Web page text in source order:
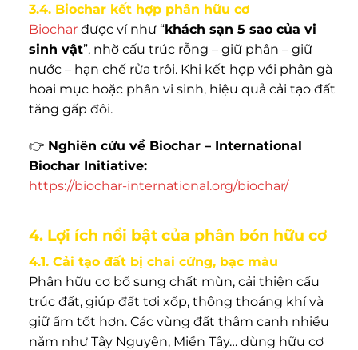
3.4. Biochar kết hợp phân hữu cơ
Biocharđược ví như “khách sạn 5 sao của vi
sinh vật”, nhờ cấu trúc rỗng – giữ phân – giữ
nước – hạn chế rửa trôi. Khi kết hợp với phân gà
hoai mục hoặc phân vi sinh, hiệu quả cải tạo đất
tăng gấp đôi.
👉 Nghiên cứu về Biochar – International
Biochar Initiative:
https://biochar-international.org/biochar/
4. Lợi ích nổi bật của phân bón hữu cơ
4.1. Cải tạo đất bị chai cứng, bạc màu
Phân hữu cơ bổ sung chất mùn, cải thiện cấu
trúc đất, giúp đất tơi xốp, thông thoáng khí và
giữ ẩm tốt hơn. Các vùng đất thâm canh nhiều
năm như Tây Nguyên, Miền Tây… dùng hữu cơ